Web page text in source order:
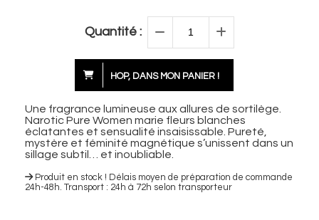
Quantité :
HOP, DANS MON PANIER !
Une fragrance lumineuse aux allures de sortilège.
Narotic Pure Women marie fleurs blanches
éclatantes et sensualité insaisissable. Pureté,
mystère et féminité magnétique s’unissent dans un
sillage subtil… et inoubliable.
Produit en stock ! Délais moyen de préparation de commande
24h-48h. Transport : 24h à 72h selon transporteur